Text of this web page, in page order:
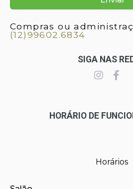
HORÁRIO DE
Horários
Compras ou
(12)99602.6834
SIGA NAS